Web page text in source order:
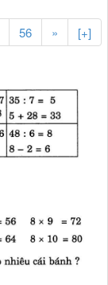
56 » [+]